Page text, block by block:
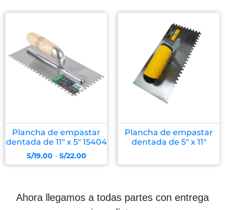
Plancha de empastar
dentada de 11″ x 5″ 15404
S/19.00 - S/22.00
Plancha de empastar
dentada de 5″ x 11″
Ahora llegamos a todas partes con entrega